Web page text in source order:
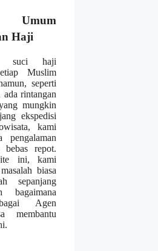
Umum
Haji
suci haji
Muslim
seperti
rintangan
mungkin
ekspedisi
kami
pengalaman
repot.
ini, kami
biasa
sepanjang
bagaimana
Agen
membantu